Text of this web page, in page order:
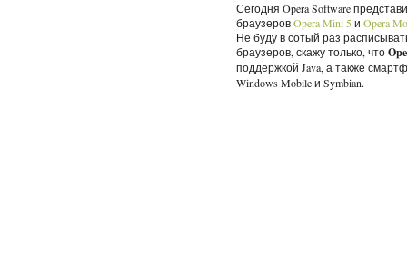
Сегодня Opera Software
браузеровOpera Mini 5 и Opera
Не буду в сотый раз
браузеров, скажу только, что
поддержкой Java, а также
Windows Mobile и Symbian.